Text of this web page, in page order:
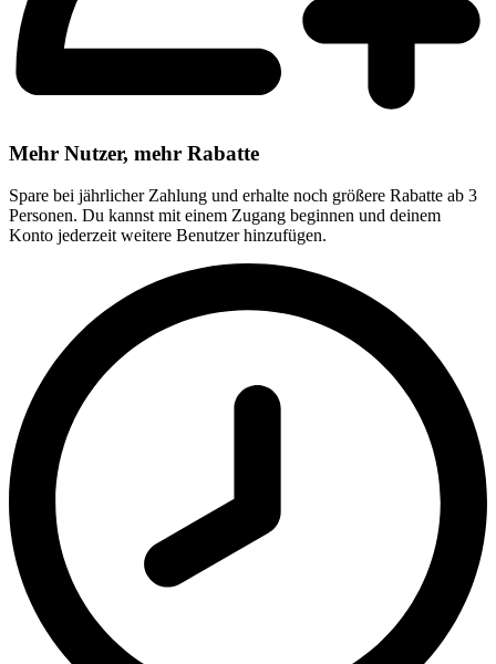
Mehr Nutzer, mehr Rabatte
Spare bei jährlicher Zahlung und erhalte noch größere Rabatte ab 3
Personen. Du kannst mit einem Zugang beginnen und deinem
Konto jederzeit weitere Benutzer hinzufügen.